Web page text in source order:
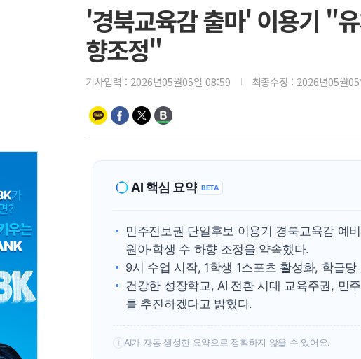
'경북교육감 출마' 이용기 "
향조정"
기사입력 : 2026년05월05일 08:59 최종수정 : 2026년05월
AI 핵심 요약 BETA
민주진보권 단일후보 이용기 경북교육감 예
원아·학생 수 하향 조정을 약속했다.
9시 수업 시작, 1학생 1스포츠 활성화, 학급
건강한 성장학교, AI 전환 시대 교육주권, 민
를 추진하겠다고 밝혔다.
! AI가 자동 생성한 요약으로 정확하지 않을 수 있어요.